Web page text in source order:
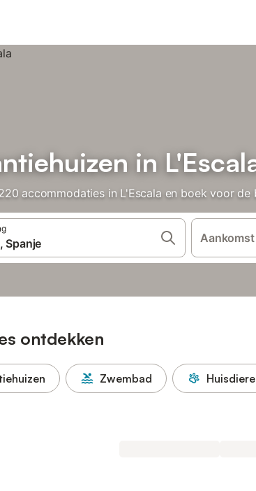
in
accommodaties in L'Escala en boek voor de
Aankomst
ontdekken
Zwembad